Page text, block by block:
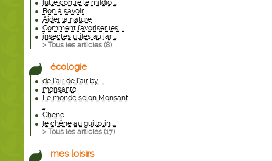
lutte contre le mildio ...
Bon à savoir
Aider la nature
Comment favoriser les ...
insectes utiles au jar ...
> Tous les articles (8)
écologie
de l'air de l'air by ...
monsanto
Le monde selon Monsant
...
Chêne
le chêne au guillotin ...
> Tous les articles (17)
mes loisirs